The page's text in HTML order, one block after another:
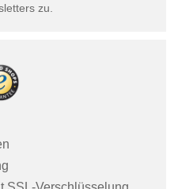
zu.